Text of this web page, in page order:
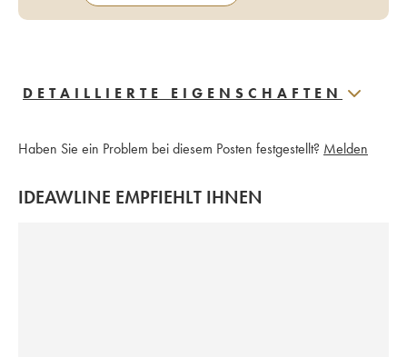
DETAILLIERTE EIGENSCHAFTEN
Haben Sie ein Problem bei diesem Posten festgestellt? Melden
IDEAWLINE EMPFIEHLT IHNEN